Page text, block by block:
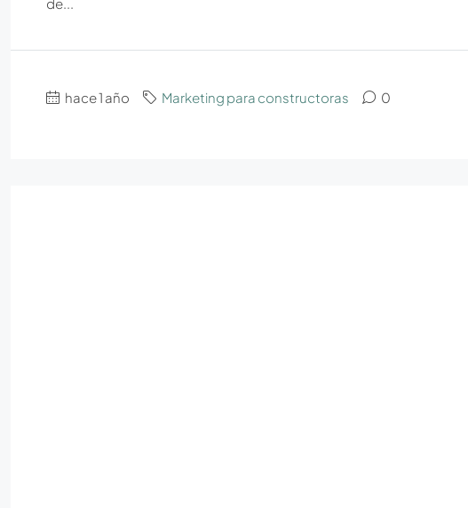
hace 1 año Marketing para constructoras 0